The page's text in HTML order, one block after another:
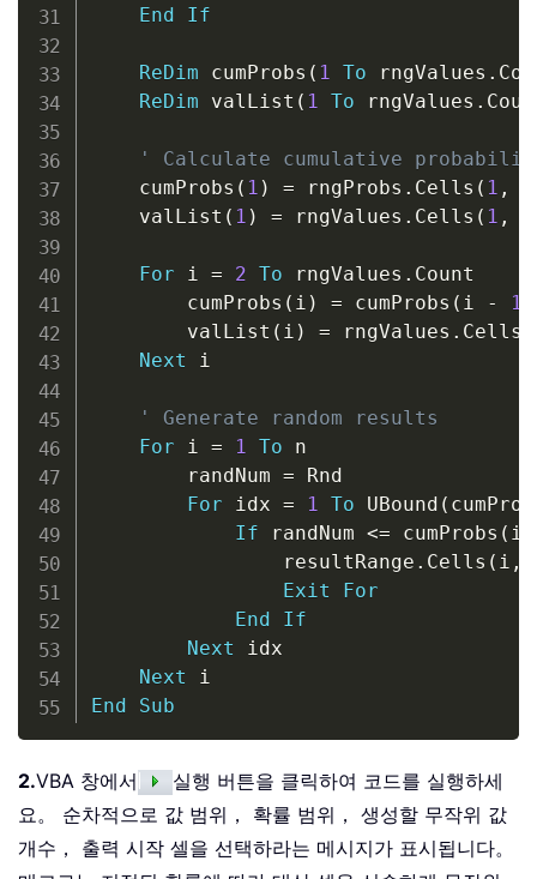
End
If
ReDim cumProbs ( 1 To rngValues .
ReDim valList ( 1 To rngValues .
' Calculate cumulative
    cumProbs
( 1 ) = rngProbs . Cells ( 1 ,
    valList
( 1 ) = rngValues . Cells ( 1 ,
For i = 2 To rngValues . Count
        cumProbs
( i ) = cumProbs ( i - 1
        valList
( i ) = rngValues . Cells
Next i
' Generate random results
For i = 1 To n
        randNum
= Rnd
For idx = 1 To UBound (
If randNum <= cumProbs (
                resultRange
. Cells ( i ,
Exit
For
End
If
Next idx
Next
End
Sub
2.VBA 창에서
실행 버튼을 클릭하여 코드를 실행하세
요。 순차적으로 값 범위， 확률 범위， 생성할 무작위 값
개수， 출력 시작 셀을 선택하라는 메시지가 표시됩니다。